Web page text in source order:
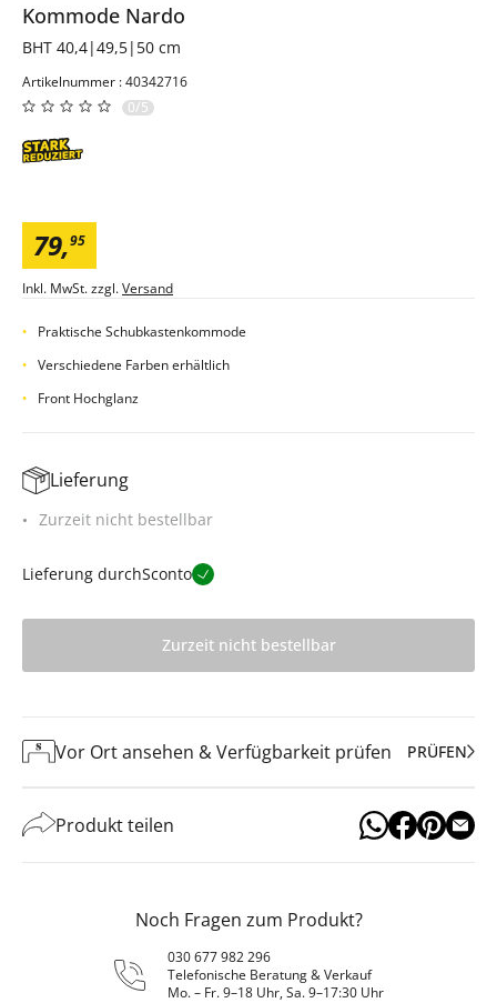
Kommode Nardo
BHT 40,4|49,5|50 cm
Artikelnummer : 40342716
0/5
79,95
Inkl. MwSt. zzgl.Versand
Praktische Schubkastenkommode
Verschiedene Farben erhältlich
Front Hochglanz
Lieferung
Zurzeit nicht bestellbar
Lieferung durchSconto
Zurzeit nicht bestellbar
Vor Ort ansehen & Verfügbarkeit prüfen PRÜFEN
Produkt teilen
Noch Fragen zum Produkt?
030 677 982 296
Telefonische Beratung & Verkauf
Mo. – Fr. 9–18 Uhr, Sa. 9–17:30 Uhr